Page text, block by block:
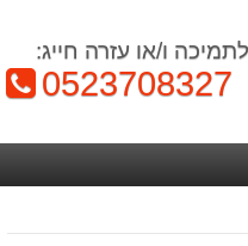
לתמיכה ו/או עזרה חייג:
טלפון:
0523708327